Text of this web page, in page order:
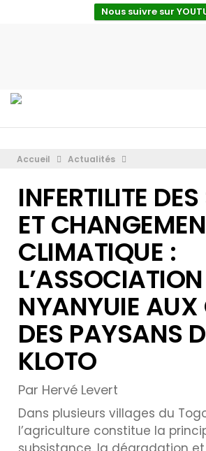
Nous suivre sur
Accueil Actualités
INFERTILITE
ET
CLIMATIQUE :
L’ASSOCIATION
NYANYUIE AUX
DES PAYSANS
KLOTO
Par Hervé Levert
Dans plusieurs villages du
l’agriculture constitue la